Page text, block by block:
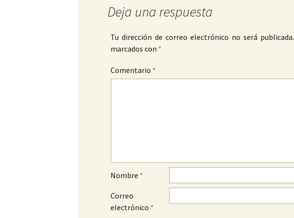
Deja una respuesta
Tu dirección de correo electrónico no será publicada.
marcados con *
Comentario *
Nombre *
Correo
electrónico *